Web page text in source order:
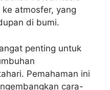
atmosfer, yang
di bumi.
penting untuk
Pemahaman ini
cara-